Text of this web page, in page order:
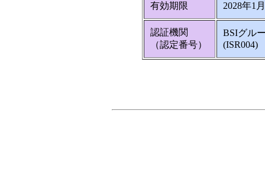
有効期限 2028年1
認証機関
（認定番号）
BSIグル
(ISR004)